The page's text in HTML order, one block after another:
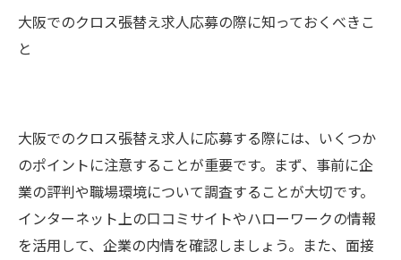
大阪でのクロス張替え求人応募の際に知っておくべきこ
と
大阪でのクロス張替え求人に応募する際には、いくつか
のポイントに注意することが重要です。まず、事前に企
業の評判や職場環境について調査することが大切です。
インターネット上の口コミサイトやハローワークの情報
を活用して、企業の内情を確認しましょう。また、面接